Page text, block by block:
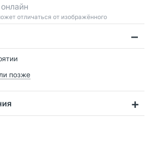
отличаться от изображённого
позже